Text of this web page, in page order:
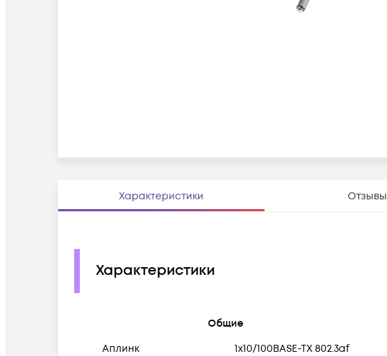
Характеристики Отзывы
Характеристики
Общие
Аплинк
1х10/100BASE-TX 802.3af